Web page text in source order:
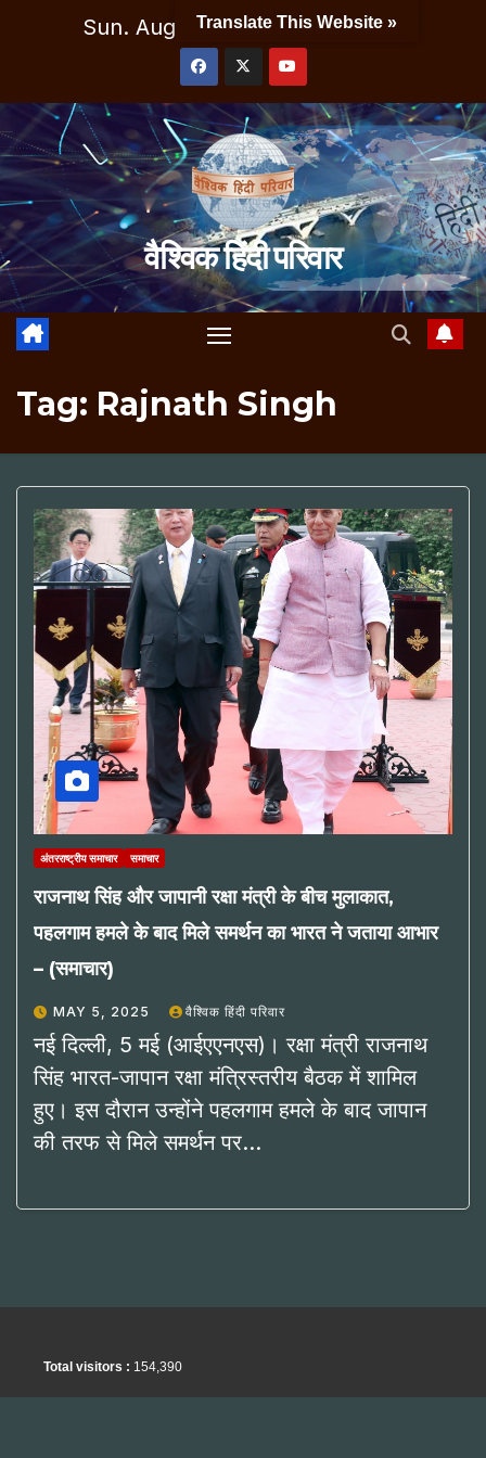
Sun. Aug 9th, 2026 2:35:37 PM
वैश्विक हिंदी परिवार
Tag: Rajnath Singh
अंतरराष्ट्रीय समाचार समाचार
राजनाथ सिंह और जापानी रक्षा मंत्री के बीच मुलाकात,
पहलगाम हमले के बाद मिले समर्थन का भारत ने जताया आभार
– (समाचार)
MAY 5, 2025 वैश्विक हिंदी परिवार
नई दिल्ली, 5 मई (आईएएनएस)। रक्षा मंत्री राजनाथ
सिंह भारत-जापान रक्षा मंत्रिस्तरीय बैठक में शामिल
हुए। इस दौरान उन्होंने पहलगाम हमले के बाद जापान
की तरफ से मिले समर्थन पर…
Total visitors : 154,390
Translate This Website »